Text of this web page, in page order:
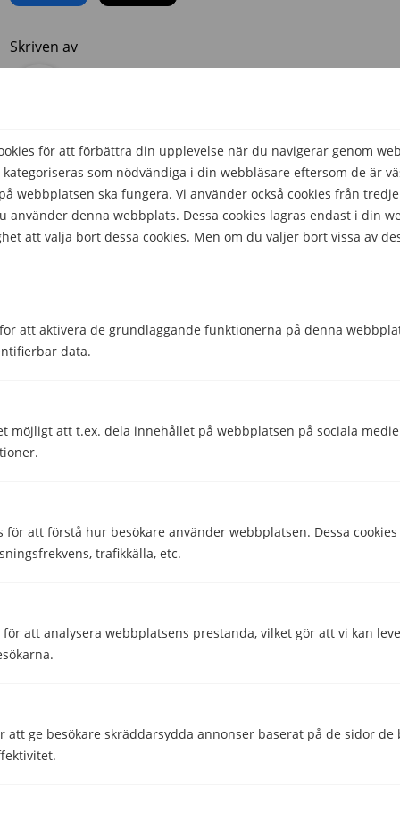
för att förbättra din upplevelse när du navigerar genom
kategoriseras som nödvändiga i din webbläsare eftersom de är
webbplatsen ska fungera. Vi använder också cookies från
använder denna webbplats. Dessa cookies lagras endast i din
att välja bort dessa cookies. Men om du väljer bort vissa av
att aktivera de grundläggande funktionerna på denna
data.
möjligt att t.ex. dela innehållet på webbplatsen på sociala
för att förstå hur besökare använder webbplatsen. Dessa
trafikkälla, etc.
för att analysera webbplatsens prestanda, vilket gör att vi kan
att ge besökare skräddarsydda annonser baserat på de sidor
Skriven av
Granskad av
Malin Almroth
Head of Content